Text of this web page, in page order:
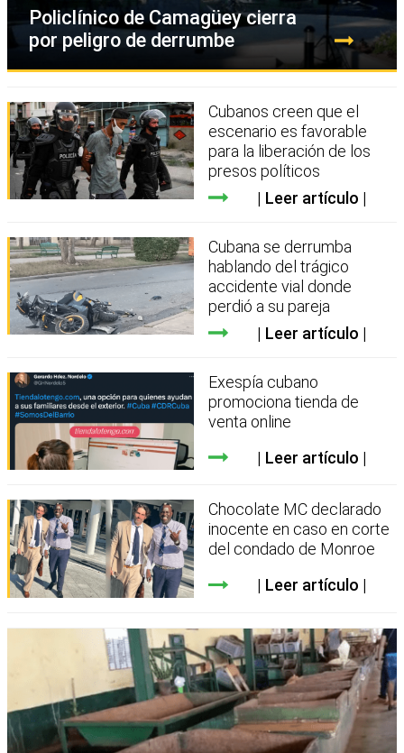
Policlínico de Camagüey cierra
por peligro de derrumbe
Cubanos creen que el
escenario es favorable
para la liberación de los
presos políticos
Leer artículo
Cubana se derrumba
hablando del trágico
accidente vial donde
perdió a su pareja
Leer artículo
Exespía cubano
promociona tienda de
venta online
Leer artículo
Chocolate MC declarado
inocente en caso en corte
del condado de Monroe
Leer artículo